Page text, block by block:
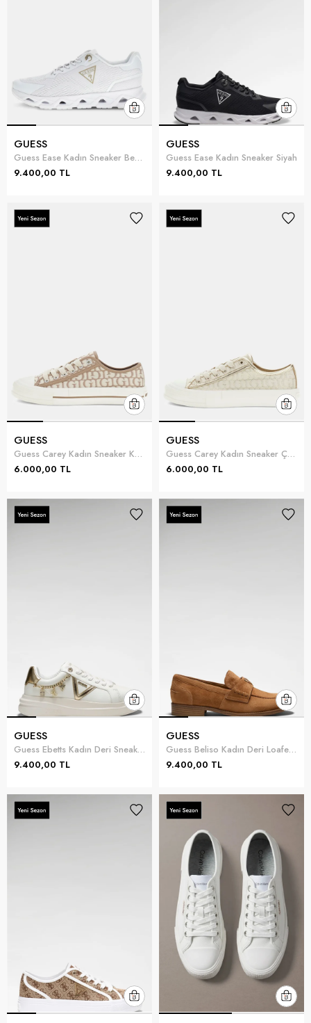
GUESS
Guess Ease Kadın Sneaker Beyaz
9.400,00 TL
GUESS
Guess Ease Kadın Sneaker Siyah
9.400,00 TL
GUESS
Guess Carey Kadın Sneaker Kahverengi
6.000,00 TL
GUESS
Guess Carey Kadın Sneaker Çok Renkli
6.000,00 TL
GUESS
Guess Ebetts Kadın Deri Sneaker Çok Renkli
9.400,00 TL
GUESS
Guess Beliso Kadın Deri Loafer Kahverengi
9.400,00 TL